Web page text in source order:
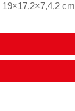
19×17,2×7,4,2 cm